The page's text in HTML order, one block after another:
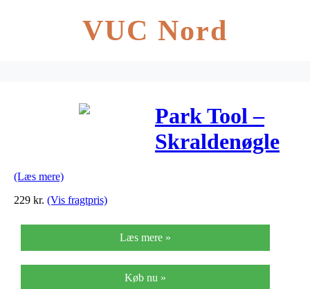
VUC Nord
Park Tool –
Skraldenøgle
(Læs mere)
229 kr. (Vis fragtpris)
Læs mere »
Køb nu »